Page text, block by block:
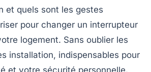
et quels sont les gestes
pour changer un interrupteur
logement. Sans oublier les
installation, indispensables pour
et votre sécurité personnelle.